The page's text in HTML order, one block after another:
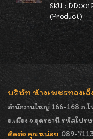
SKU :
(Product)
บริษัท ห้างเพชรทองเอ็
สำนักงานใหญ่ 166-168 ถ.
อ.เมือง จ.อุดรธานี รหัสไป
ติดต่อ คุณหน่อย 089-